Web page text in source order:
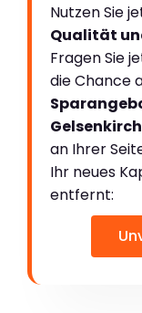
Nutzen Sie
Qualität
Fragen Sie
die Chance
an Ihrer
Ihr neues
entfernt: